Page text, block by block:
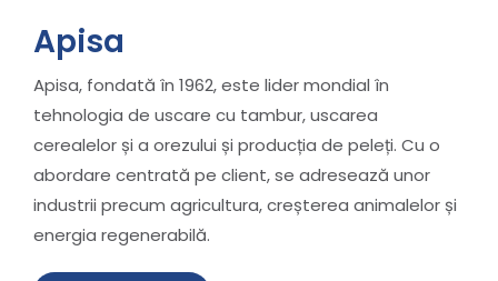
Apisa
Apisa, fondată în 1962, este lider mondial în
tehnologia de uscare cu tambur, uscarea
cerealelor și a orezului și producția de peleți. Cu o
abordare centrată pe client, se adresează unor
industrii precum agricultura, creșterea animalelor și
energia regenerabilă.